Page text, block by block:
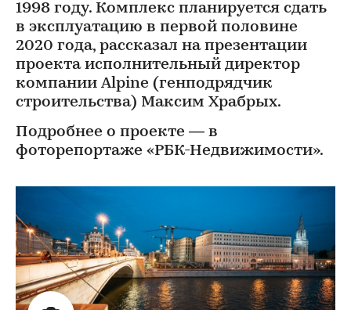
1998 году. Комплекс планируется сдать
в эксплуатацию в первой половине
2020 года, рассказал на презентации
проекта исполнительный директор
компании Alpine (генподрядчик
строительства) Максим Храбрых.
Подробнее о проекте — в
фоторепортаже «РБК-Недвижимости».